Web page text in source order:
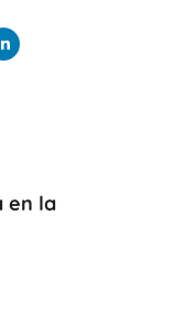
en la